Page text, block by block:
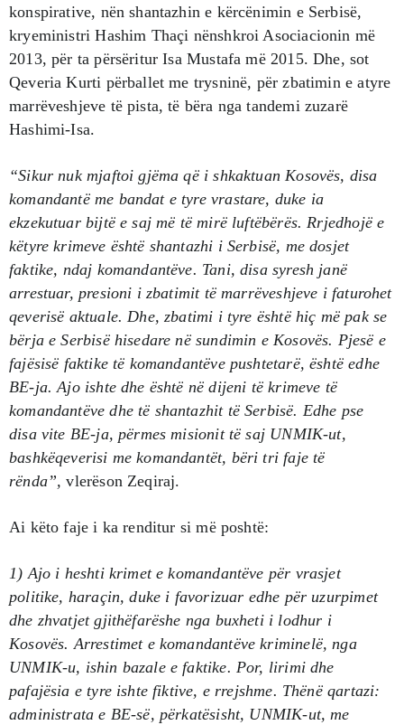
konspirative, nën shantazhin e kërcënimin e Serbisë,
kryeministri Hashim Thaçi nënshkroi Asociacionin më
2013, për ta përsëritur Isa Mustafa më 2015. Dhe, sot
Qeveria Kurti përballet me trysninë, për zbatimin e atyre
marrëveshjeve të pista, të bëra nga tandemi zuzarë
Hashimi-Isa.
“Sikur nuk mjaftoi gjëma që i shkaktuan Kosovës, disa
komandantë me bandat e tyre vrastare, duke ia
ekzekutuar bijtë e saj më të mirë luftëbërës. Rrjedhojë e
këtyre krimeve është shantazhi i Serbisë, me dosjet
faktike, ndaj komandantëve. Tani, disa syresh janë
arrestuar, presioni i zbatimit të marrëveshjeve i faturohet
qeverisë aktuale. Dhe, zbatimi i tyre është hiç më pak se
bërja e Serbisë hisedare në sundimin e Kosovës. Pjesë e
fajësisë faktike të komandantëve pushtetarë, është edhe
BE-ja. Ajo ishte dhe është në dijeni të krimeve të
komandantëve dhe të shantazhit të Serbisë. Edhe pse
disa vite BE-ja, përmes misionit të saj UNMIK-ut,
bashkëqeverisi me komandantët, bëri tri faje të
rënda”, vlerëson Zeqiraj.
Ai këto faje i ka renditur si më poshtë:
1) Ajo i heshti krimet e komandantëve për vrasjet
politike, haraçin, duke i favorizuar edhe për uzurpimet
dhe zhvatjet gjithëfarëshe nga buxheti i lodhur i
Kosovës. Arrestimet e komandantëve kriminelë, nga
UNMIK-u, ishin bazale e faktike. Por, lirimi dhe
pafajësia e tyre ishte fiktive, e rrejshme. Thënë qartazi:
administrata e BE-së, përkatësisht, UNMIK-ut, me